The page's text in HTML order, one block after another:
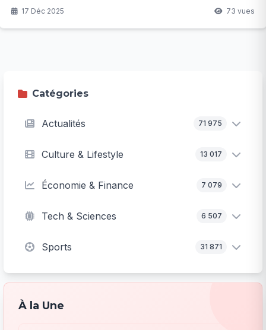
sérieuses questions sur...
17 Déc 2025 73 vues
Catégories
Actualités 71 975
Culture & Lifestyle 13 017
Économie & Finance 7 079
Tech & Sciences 6 507
Sports 31 871
À la Une